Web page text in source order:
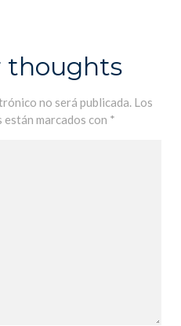
thoughts
no será publicada. Los
marcados con *